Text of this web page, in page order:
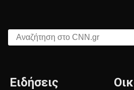
Αναζήτηση στο CNN.gr
Ειδήσεις